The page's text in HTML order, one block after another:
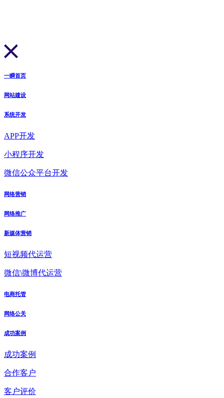
一瞬首页
网站建设
系统开发
APP开发
小程序开发
微信公众平台开发
网络营销
网络推广
新媒体营销
短视频代运营
微信\微博代运营
电商托管
网络公关
成功案例
成功案例
合作客户
客户评价